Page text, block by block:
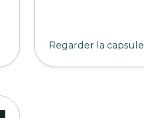
Regarder la capsule